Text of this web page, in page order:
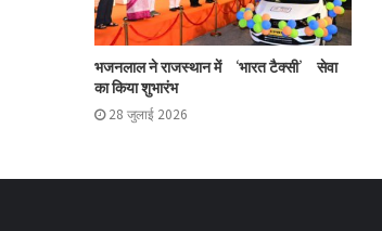
भजनलाल ने राजस्थान में ‘भारत टैक्सी’ सेवा
का किया शुभारंभ
28 जुलाई 2026